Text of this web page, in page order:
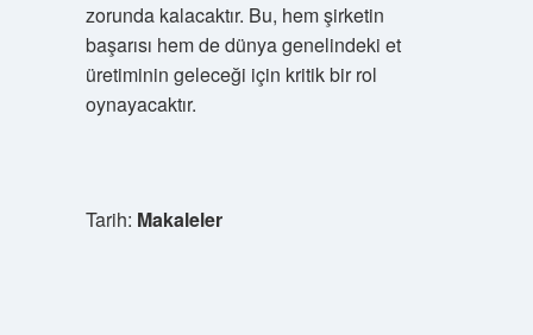
zorunda kalacaktır. Bu, hem şirketin
başarısı hem de dünya genelindeki et
üretiminin geleceği için kritik bir rol
oynayacaktır.
Tarih: Makaleler